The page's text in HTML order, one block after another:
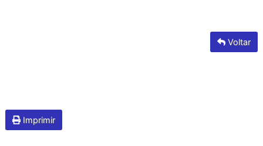
Voltar
Imprimir